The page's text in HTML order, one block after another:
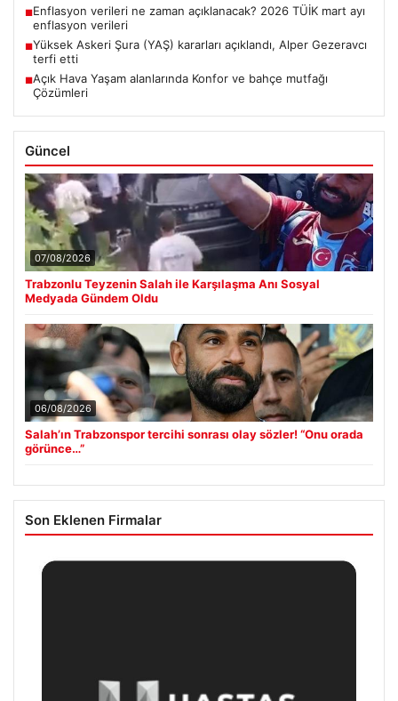
■Enflasyon verileri ne zaman açıklanacak? 2026 TÜİK mart ayı
enflasyon verileri
■Yüksek Askeri Şura (YAŞ) kararları açıklandı, Alper Gezeravcı
terfi etti
■Açık Hava Yaşam alanlarında Konfor ve bahçe mutfağı
Çözümleri
Güncel
07/08/2026
Trabzonlu Teyzenin Salah ile Karşılaşma Anı Sosyal
Medyada Gündem Oldu
06/08/2026
Salah’ın Trabzonspor tercihi sonrası olay sözler! “Onu orada
görünce…”
Son Eklenen Firmalar